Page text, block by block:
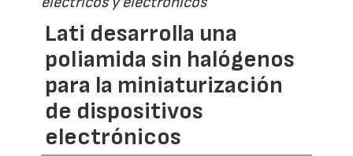
Lati desarrolla una
poliamida sin halógenos
para la miniaturización
de dispositivos
electrónicos